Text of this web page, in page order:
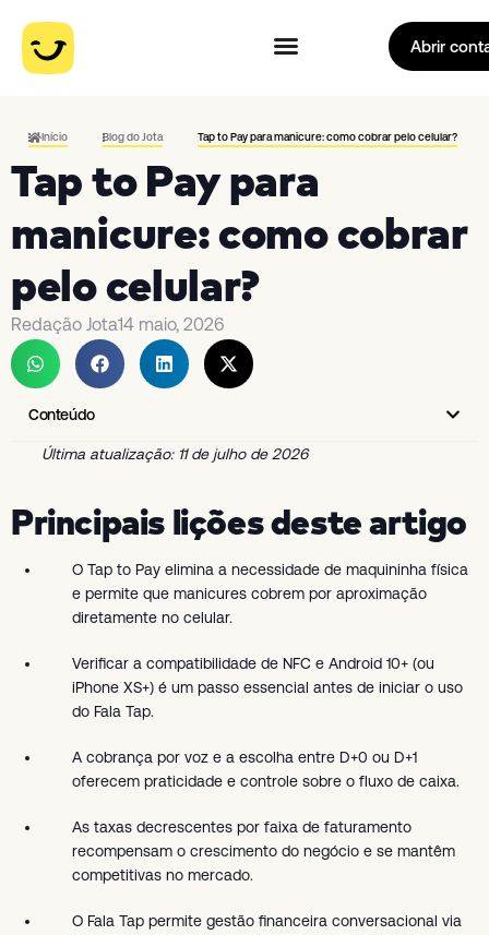
Abrir
Início Blog do Jota Tap to Pay para manicure: como cobrar pelo celular?
Tap to Pay para
manicure: como cobrar
pelo celular?
Redação Jota14 maio, 2026
Conteúdo
Última atualização: 11 de julho de 2026
Principais lições deste artigo
O Tap to Pay elimina a necessidade de maquininha física
e permite que manicures cobrem por aproximação
diretamente no celular.
Verificar a compatibilidade de NFC e Android 10+ (ou
iPhone XS+) é um passo essencial antes de iniciar o uso
do Fala Tap.
A cobrança por voz e a escolha entre D+0 ou D+1
oferecem praticidade e controle sobre o fluxo de caixa.
As taxas decrescentes por faixa de faturamento
recompensam o crescimento do negócio e se mantêm
competitivas no mercado.
O Fala Tap permite gestão financeira conversacional via